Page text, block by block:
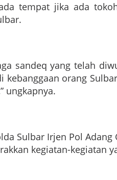
tempat jika ada
sandeq yang telah
kebanggaan orang
ungkapnya.
Sulbar Irjen Pol
kegiatan-kegiatan